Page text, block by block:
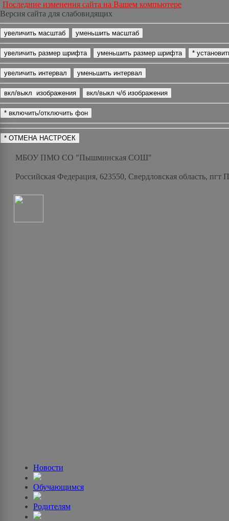
Последние изменения сайта на Вашем компьютере
Версия сайта для слабовидящих
МБОУ ПМО СО "Пышминская СОШ"
Российская Федерация, 623550, Свердловская область,
Новости
Обучающимся
Родителям